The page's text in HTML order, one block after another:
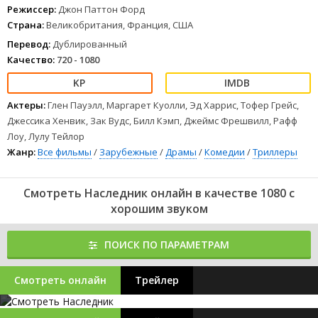
Режиссер: Джон Паттон Форд
Страна:Великобритания, Франция, США
Перевод: Дублированный
Качество: 720 - 1080
Актеры:Глен Пауэлл, Маргарет Куолли, Эд Харрис, Тофер Грейс,
Джессика Хенвик, Зак Вудс, Билл Кэмп, Джеймс Фрешвилл, Рафф
Лоу, Лулу Тейлор
Жанр:Все фильмы / Зарубежные /Драмы /Комедии /Триллеры
Смотреть Наследник онлайн в качестве 1080 с
хорошим звуком
ПОИСК ПО ПАРАМЕТРАМ
Смотреть онлайн Трейлер